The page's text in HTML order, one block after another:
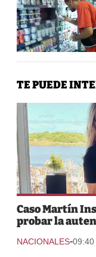
TE PUEDE
Caso Martín
probar la
NACIONALES-09:40